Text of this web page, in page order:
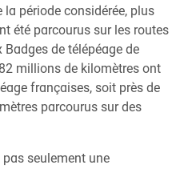
la période considérée, plus
été parcourus sur les routes
Badges de télépéage de
millions de kilomètres ont
françaises, soit près de
parcourus sur des
pas seulement une